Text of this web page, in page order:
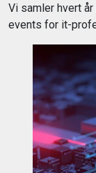
Vi samler hvert
events for it-